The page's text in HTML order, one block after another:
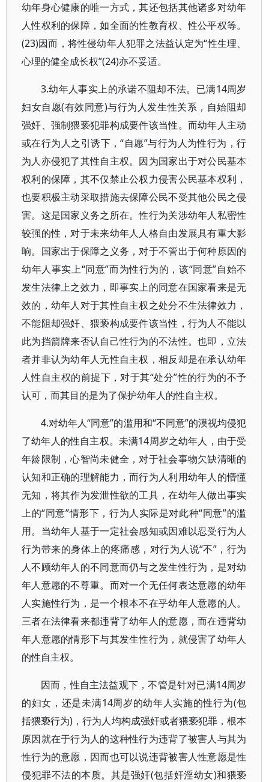
幼年身心健康的唯一方式，其还包括其他诸多对幼年
人性权利的保障，如全面的性教育权、性公平权等。
(23)因而，将性侵幼年人犯罪之法益认定为“性生理、
心理的健全成长权”(24)亦不妥适。
3.幼年人事实上的承诺不阻却不法。已满14周岁
妇女自愿(有效同意)与行为人发生性关系，自始阻却
强奸、强制猥亵犯罪构成要件该当性。而幼年人主动
或在行为人之引诱下，“自愿”与行为人为性行为，行
为人亦侵犯了其性自主权。因为国家出于对公民基本
权利的保障，其不仅禁止公权力侵害公民基本权利，
也要积极主动采取措施去保障公民不受其他公民之侵
害。这是国家义务之所在。性行为关涉幼年人私密性
较强的性，对于未来幼年人人格自由发展具有重大影
响。国家出于保障之义务，对于不管出于何种原因的
幼年人事实上“同意”而为性行为的，该“同意”自始不
发生法律上之效力，即事实上的同意在国家看来是无
效的，幼年人对于其性自主权之处分不生法律效力，
不能阻却强奸、猥亵构成要件该当性，行为人不能以
此为挡箭牌来否认自己性行为的不法性。也即，立法
者并非认为幼年人无性自主权，相反却是在承认幼年
人性自主权的前提下，对于其“处分”性的行为的不予
认可，而其目的是为了保护幼年人的性自主权。
4.对幼年人“同意”的滥用和“不同意”的漠视均侵犯
了幼年人的性自主权。未满14周岁之幼年人，由于受
年龄限制，心智尚未健全，对于社会事物欠缺清晰的
认知和正确的理解能力，而行为人利用幼年人的懵懂
无知，将其作为发泄性欲的工具，在幼年人做出事实
上的“同意”情形下，行为人实际是对此种“同意”的滥
用。当幼年人基于一定社会感知或因难以忍受行为人
行为带来的身体上的疼痛感，对行为人说“不”，行为
人不顾幼年人的不同意而仍与之发生性行为，是对幼
年人意愿的不尊重。而对一个无任何表达意愿的幼年
人实施性行为，是一个根本不在乎幼年人意愿的人。
三者在法律看来都违背了幼年人的意愿，而在违背幼
年人意愿的情形下与其发生性行为，就侵害了幼年人
的性自主权。
因而，性自主法益观下，不管是针对已满14周岁
的妇女，还是未满14周岁的幼年人实施的性行为(包
括猥亵行为)，行为人均构成强奸或者猥亵犯罪，根本
原因就在于行为人的这种性行为违背了被害人与其为
性行为的意愿，因而也可以说违背被害人性意愿是性
侵犯罪不法的本质。其是强奸(包括奸淫幼女)和猥亵